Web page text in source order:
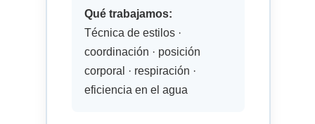
Qué trabajamos:
Técnica de estilos ·
coordinación · posición
corporal · respiración ·
eficiencia en el agua